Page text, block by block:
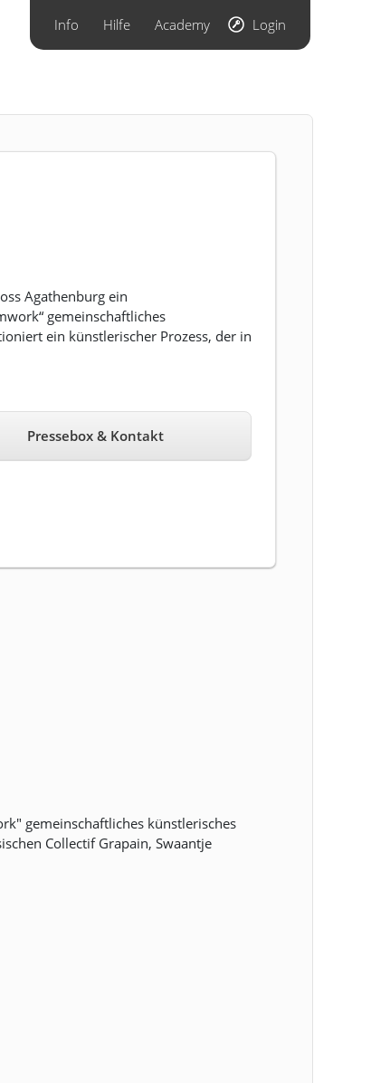
Info Hilfe Academy Login
Agathenburg ein
gemeinschaftliches
ein künstlerischer Prozess, der in
Pressebox & Kontakt
gemeinschaftliches künstlerisches
Collectif Grapain, Swaantje